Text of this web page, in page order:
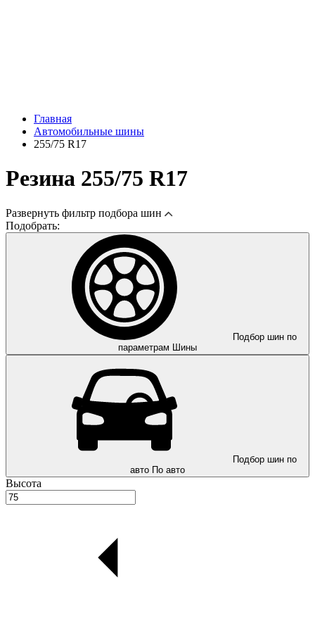
Главная
Автомобильные шины
255/75 R17
Резина 255/75 R17
Развернуть фильтр подбора шин
Подобрать:
Подбор шин по
параметрам
Шины
Подбор шин по
авто По авто
Высота